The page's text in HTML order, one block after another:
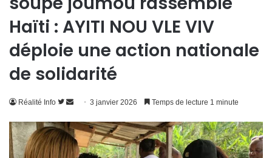
Haïti : AYITI NOU VLE VIV
déploie une action nationale
de solidarité
Réalité Info
Suivre
Twitter
Envoyer
courriel
3 janvier 2026 Temps de lecture 1 minute